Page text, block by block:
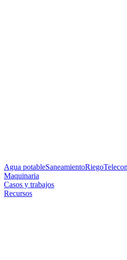
Agua potableSaneamientoRiego
Maquinaria
Casos y trabajos
Recursos